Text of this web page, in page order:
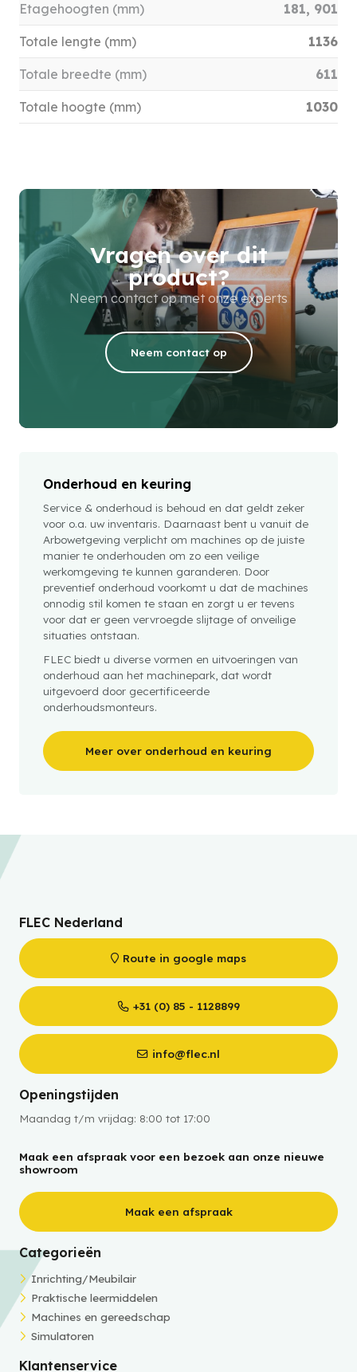
Etagehoogten (mm) 181, 901
Totale lengte (mm) 1136
Totale breedte (mm) 611
Totale hoogte (mm) 1030
Vragen over dit
product?
Neem contact op met onze experts
Neem contact op
Onderhoud en keuring
Service & onderhoud is behoud en dat geldt zeker
voor o.a. uw inventaris. Daarnaast bent u vanuit de
Arbowetgeving verplicht om machines op de juiste
manier te onderhouden om zo een veilige
werkomgeving te kunnen garanderen. Door
preventief onderhoud voorkomt u dat de machines
onnodig stil komen te staan en zorgt u er tevens
voor dat er geen vervroegde slijtage of onveilige
situaties ontstaan.
FLEC biedt u diverse vormen en uitvoeringen van
onderhoud aan het machinepark, dat wordt
uitgevoerd door gecertificeerde
onderhoudsmonteurs.
Meer over onderhoud en keuring
FLEC Nederland
Route in google maps
+31 (0) 85 - 1128899
info@flec.nl
Openingstijden
Maandag t/m vrijdag: 8:00 tot 17:00
Maak een afspraak voor een bezoek aan onze nieuwe
showroom
Maak een afspraak
Categorieën
Inrichting/Meubilair
Praktische leermiddelen
Machines en gereedschap
Simulatoren
Klantenservice